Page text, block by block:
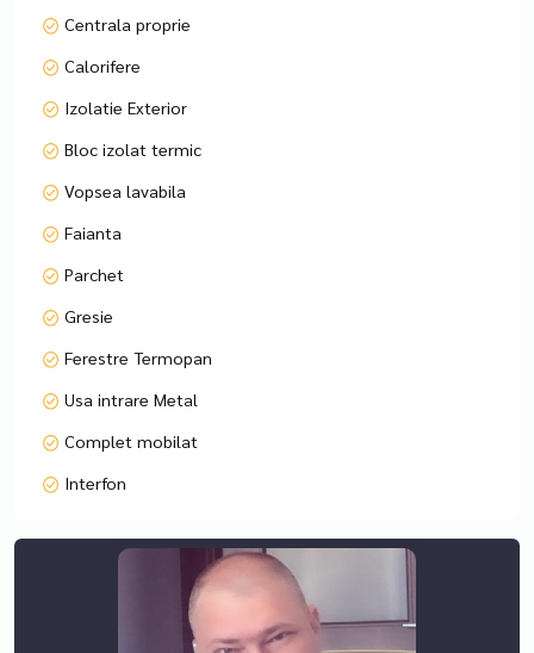
Centrala proprie
Calorifere
Izolatie Exterior
Bloc izolat termic
Vopsea lavabila
Faianta
Parchet
Gresie
Ferestre Termopan
Usa intrare Metal
Complet mobilat
Interfon